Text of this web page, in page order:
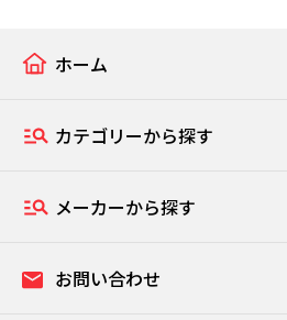
ホーム
カテゴリーから探す
メーカーから探す
お問い合わせ